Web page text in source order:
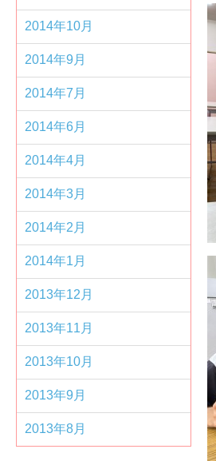
2014年10月
2014年9月
2014年7月
2014年6月
2014年4月
2014年3月
2014年2月
2014年1月
2013年12月
2013年11月
2013年10月
2013年9月
2013年8月